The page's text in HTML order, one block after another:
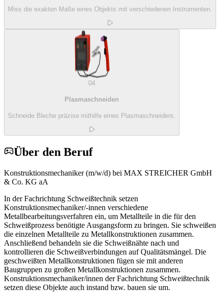
Miss die exakten Maße eines Objekts mit verschiedenen Instrumenten.
04
Plasmaschneiden
Schneide Bleche präzise mithilfe eines Plasmaschneiders.
Über den Beruf
Konstruktionsmechaniker (m/w/d) bei MAX STREICHER GmbH
& Co. KG aA
In der Fachrichtung Schweißtechnik setzen
Konstruktionsmechaniker/-innen verschiedene
Metallbearbeitungsverfahren ein, um Metallteile in die für den
Schweißprozess benötigte Ausgangsform zu bringen. Sie schweißen
die einzelnen Metallteile zu Metallkonstruktionen zusammen.
Anschließend behandeln sie die Schweißnähte nach und
kontrollieren die Schweißverbindungen auf Qualitätsmängel. Die
geschweißten Metallkonstruktionen fügen sie mit anderen
Baugruppen zu großen Metallkonstruktionen zusammen.
Konstruktionsmechaniker/innen der Fachrichtung Schweißtechnik
setzen diese Objekte auch instand bzw. bauen sie um.